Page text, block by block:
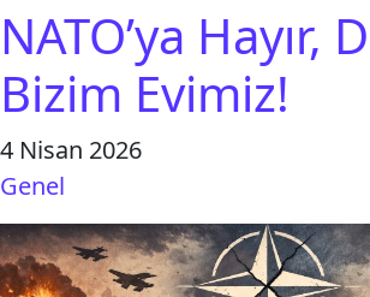
NATO’ya Hayır,
Bizim Evimiz!
4 Nisan 2026
Genel